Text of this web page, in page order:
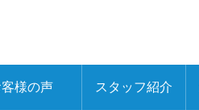
客様の声 スタッフ紹介